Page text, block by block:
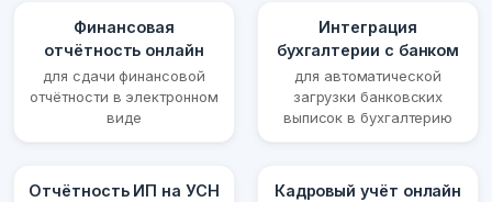
Финансовая
отчётность онлайн
для сдачи финансовой
отчётности в электронном
виде
Интеграция
бухгалтерии с банком
для автоматической
загрузки банковских
выписок в бухгалтерию
Отчётность ИП на УСН Кадровый учёт онлайн